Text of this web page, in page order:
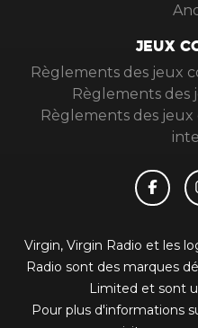
JEUX
Règlements des jeux
Règlements des
Règlements des
Virgin, Virgin Radio et les
Radio sont des marques
Limited et sont
Pour plus d'informations